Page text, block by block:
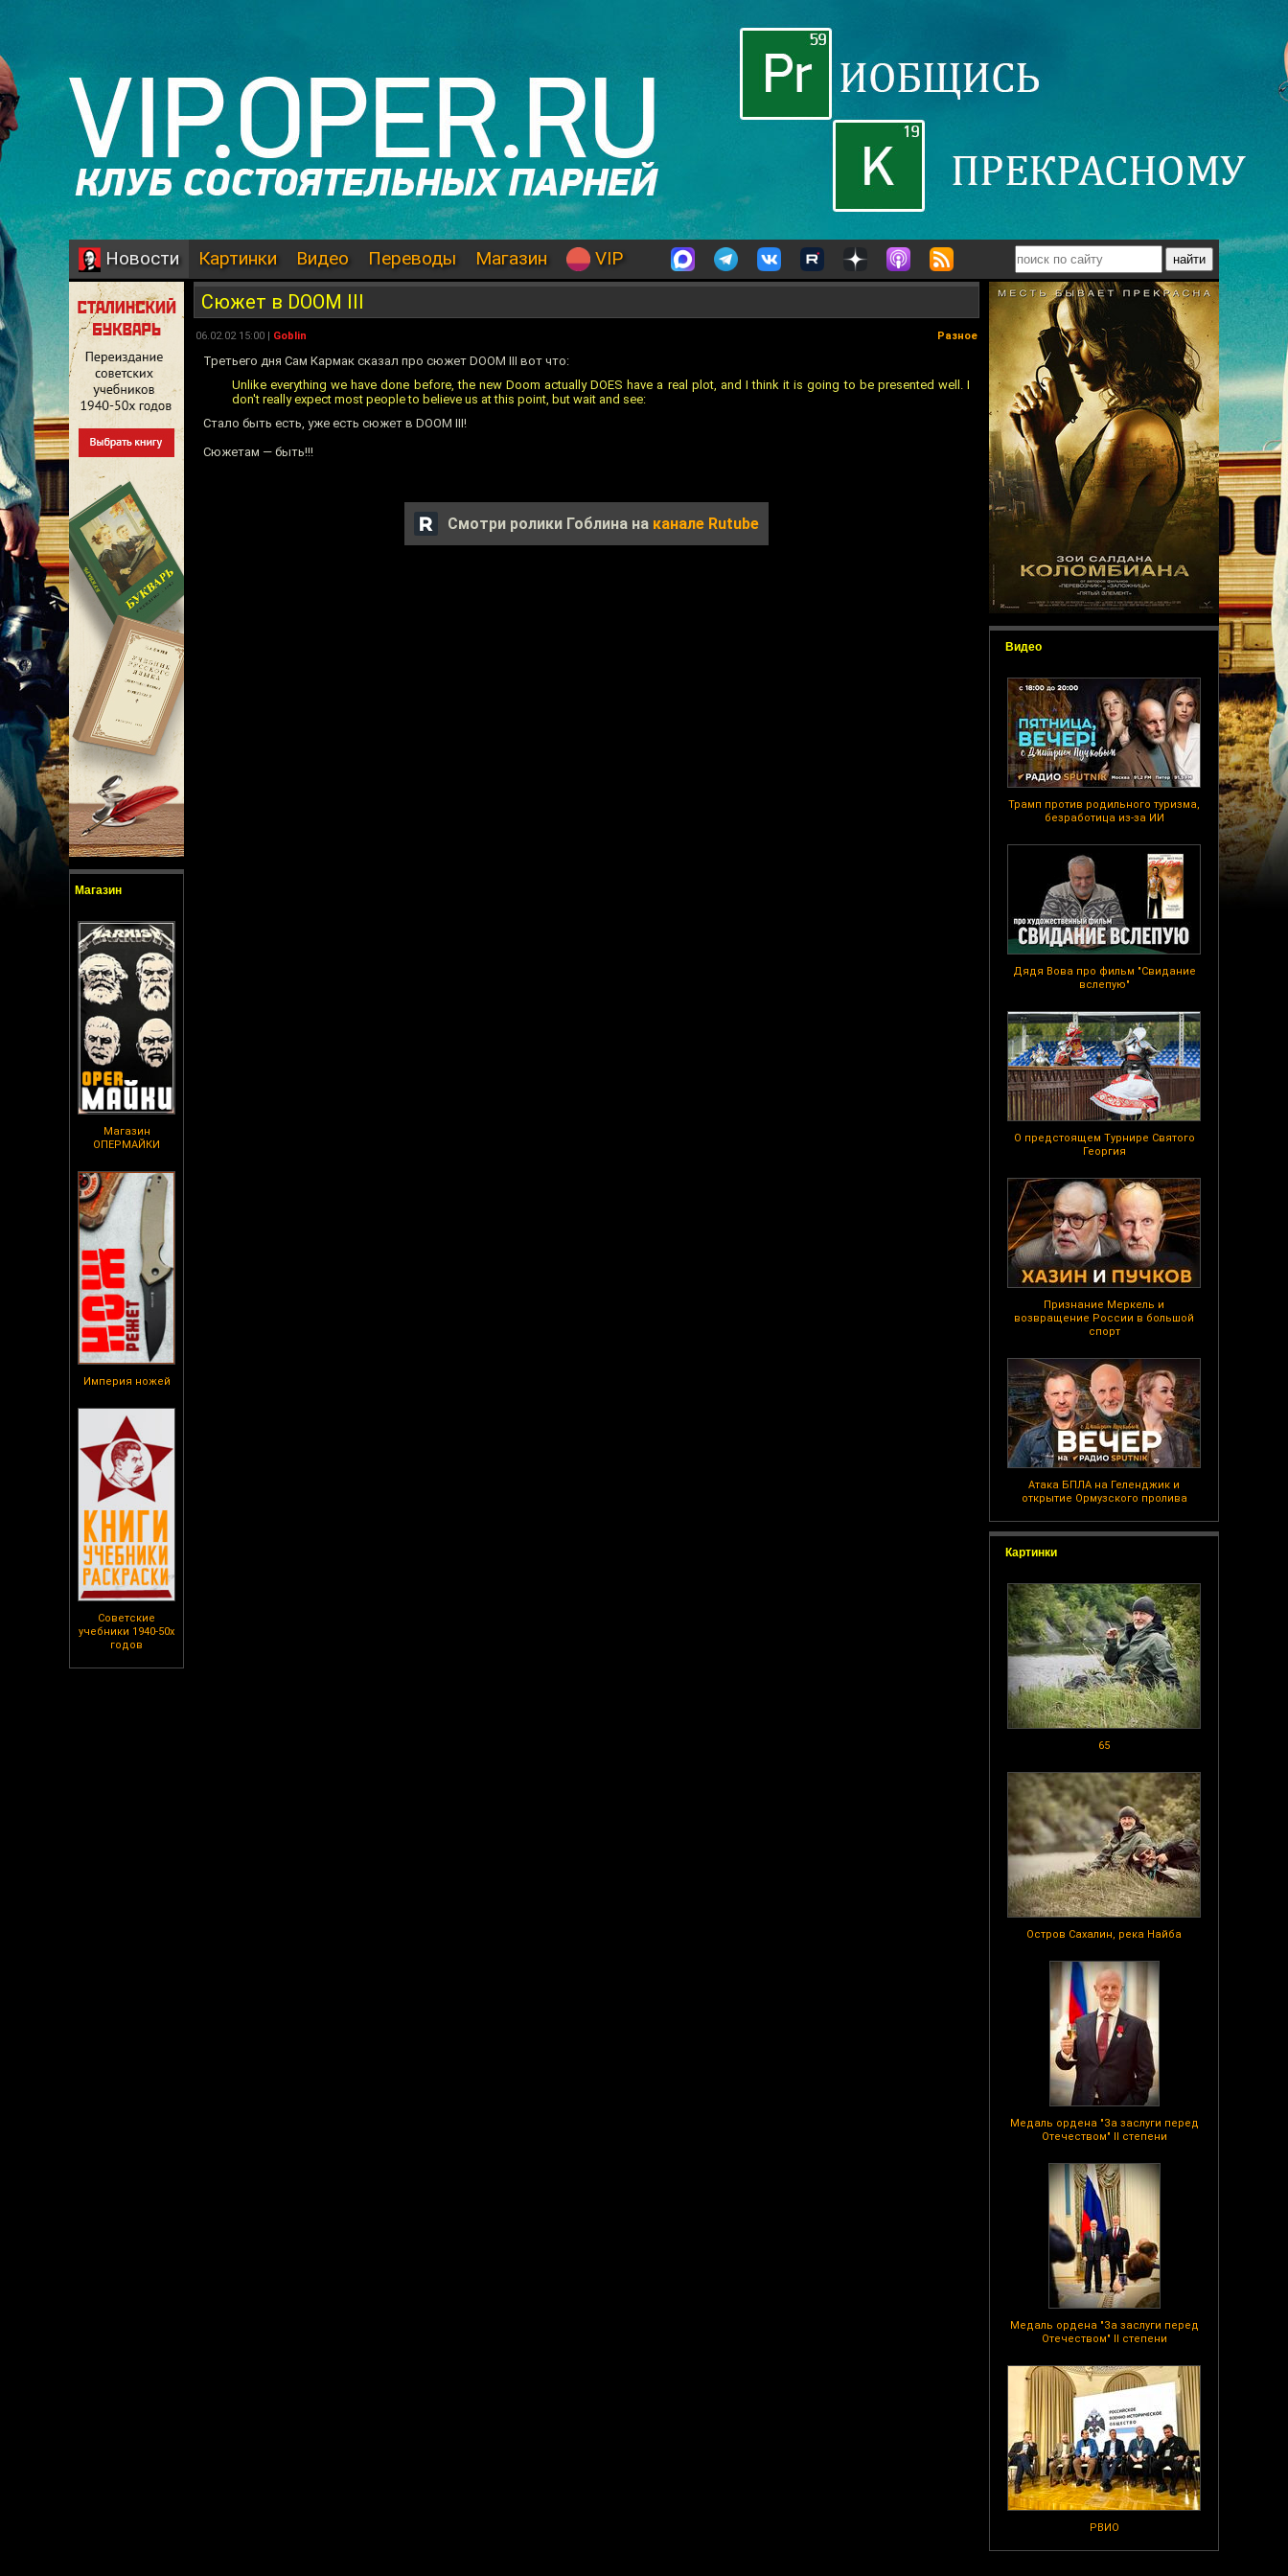
Новости Картинки Видео Переводы Магазин VIP
Магазин
Магазин
ОПЕРМАЙКИ
Империя ножей
Советские
учебники 1940-50х
годов
Видео
Трамп против родильного туризма,
безработица из-за ИИ
Дядя Вова про фильм "Свидание
вслепую"
О предстоящем Турнире Святого
Георгия
Признание Меркель и
возвращение России в большой
спорт
Атака БПЛА на Геленджик и
открытие Ормузского пролива
Картинки
65
Остров Сахалин, река Найба
Медаль ордена "За заслуги перед
Отечеством" II степени
Медаль ордена "За заслуги перед
Отечеством" II степени
РВИО
Сюжет в DOOM III
06.02.02 15:00 | Goblin Разное
Третьего дня Сам Кармак сказал про сюжет DOOM III вот что:
Unlike everything we have done before, the new Doom actually DOES have a real plot, and I think it is going to be presented well. I
don't really expect most people to believe us at this point, but wait and see:
Стало быть есть, уже есть сюжет в DOOM III!
Сюжетам — быть!!!
Смотри ролики Гоблина на канале Rutube